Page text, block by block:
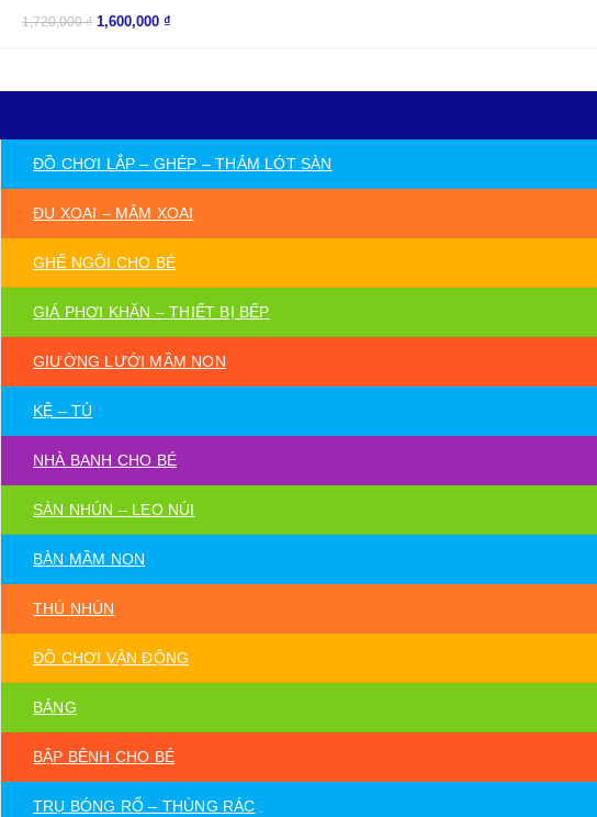
1,720,000₫ 1,600,000 ₫
ĐỒ CHƠI LẮP – GHÉP – THẢM LÓT SÀN
ĐU XOAI – MÂM XOAI
GHẾ NGỒI CHO BÉ
GIÁ PHƠI KHĂN – THIẾT BỊ BẾP
GIƯỜNG LƯỚI MẦM NON
KỆ – TỦ
NHÀ BANH CHO BÉ
SÀN NHÚN – LEO NÚI
BÀN MẦM NON
THÚ NHÚN
ĐỒ CHƠI VẬN ĐỘNG
BẢNG
BẬP BÊNH CHO BÉ
TRỤ BÓNG RỔ – THÙNG RÁC